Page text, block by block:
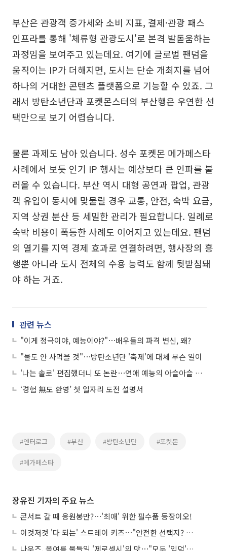
부산은 관광객 증가세와 소비 지표, 결제·관광 패스
인프라를 통해 '체류형 관광도시'로 본격 발돋움하는
과정임을 보여주고 있는데요. 여기에 글로벌 팬덤을
움직이는 IP가 더해지면, 도시는 단순 개최지를 넘어
하나의 거대한 콘텐츠 플랫폼으로 기능할 수 있죠. 그
래서 방탄소년단과 포켓몬스터의 부산행은 우연한 선
택만으로 보기 어렵습니다.
물론 과제도 남아 있습니다. 성수 포켓몬 메가페스타
사례에서 보듯 인기 IP 행사는 예상보다 큰 인파를 불
러올 수 있습니다. 부산 역시 대형 공연과 팝업, 관광
객 유입이 동시에 맞물릴 경우 교통, 안전, 숙박 요금,
지역 상권 분산 등 세밀한 관리가 필요합니다. 일례로
숙박 비용이 폭등한 사례도 이어지고 있는데요. 팬덤
의 열기를 지역 경제 효과로 연결하려면, 행사장의 흥
행뿐 아니라 도시 전체의 수용 능력도 함께 뒷받침돼
야 하는 거죠.
관련 뉴스
"이게 정극이야, 예능이야?"⋯배우들의 파격 변신, 왜?
"물도 안 사먹을 것"⋯방탄소년단 '축제'에 대체 무슨 일이
'나는 솔로' 편집했더니 또 논란⋯연애 예능의 아슬아슬 줄타기
‘경험 無도 환영’ 첫 일자리 도전 설명서
#엔터로그 #부산 #방탄소년단 #포켓몬
#메가페스타
장유진 기자의 주요 뉴스
콘서트 갈 때 응원봉만?⋯'최애' 위한 필수품 등장이오!
이것저것 '다 되는' 스트레이 키즈⋯"안전한 선택지? 도전이 재밌죠"
나우즈, 올여름 물들일 '제로섹시'의 맛⋯"모두 '입덕'시킬 것"